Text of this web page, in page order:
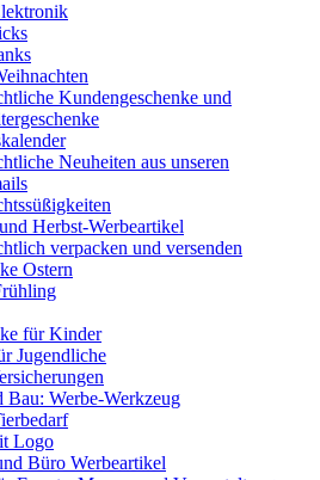
Kundengeschenke und
Neuheiten aus unseren
Herbst-Werbeartikel
verpacken und versenden
Ostern
für Kinder
Jugendliche
Bau: Werbe-Werkzeug
Logo
Büro Werbeartikel